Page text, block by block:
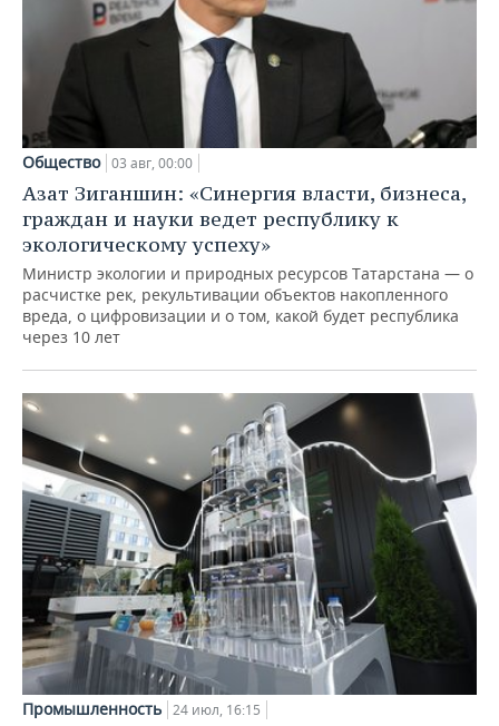
Общество 03 авг, 00:00
Азат Зиганшин: «Синергия власти, бизнеса,
граждан и науки ведет республику к
экологическому успеху»
Министр экологии и природных ресурсов Татарстана — о
расчистке рек, рекультивации объектов накопленного
вреда, о цифровизации и о том, какой будет республика
через 10 лет
Промышленность 24 июл, 16:15